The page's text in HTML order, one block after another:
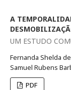
A
UM ESTUDO
Fernanda Shelda
Samuel Rubens
PDF